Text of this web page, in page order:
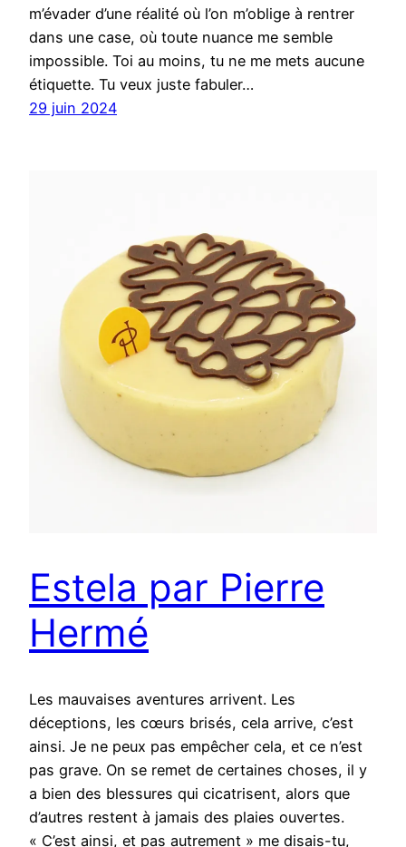
m’évader d’une réalité où l’on m’oblige à rentrer
dans une case, où toute nuance me semble
impossible. Toi au moins, tu ne me mets aucune
étiquette. Tu veux juste fabuler…
29 juin 2024
Estela par Pierre
Hermé
Les mauvaises aventures arrivent. Les
déceptions, les cœurs brisés, cela arrive, c’est
ainsi. Je ne peux pas empêcher cela, et ce n’est
pas grave. On se remet de certaines choses, il y
a bien des blessures qui cicatrisent, alors que
d’autres restent à jamais des plaies ouvertes.
« C’est ainsi, et pas autrement » me disais-tu,